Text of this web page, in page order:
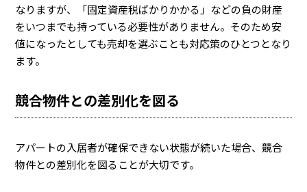
なりますが、「固定資産税ばかりかかる」などの負の財産
をいつまでも持っている必要性がありません。そのため安
値になったとしても売却を選ぶことも対応策のひとつとなり
ます。
競合物件との差別化を図る
アパートの入居者が確保できない状態が続いた場合、競合
物件との差別化を図ることが大切です。